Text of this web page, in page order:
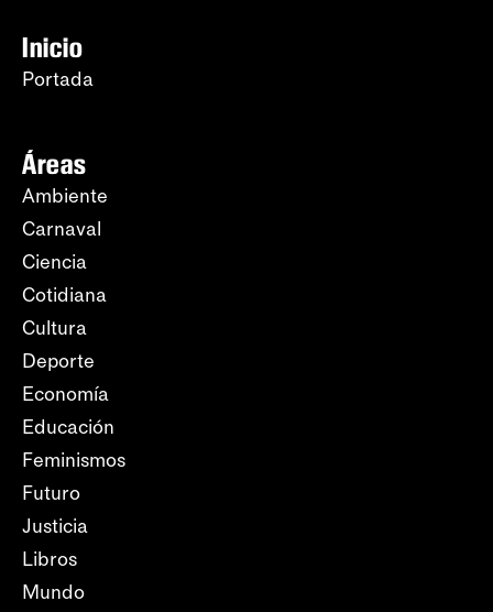
Inicio
Portada
Áreas
Ambiente
Carnaval
Ciencia
Cotidiana
Cultura
Deporte
Economía
Educación
Feminismos
Futuro
Justicia
Libros
Mundo